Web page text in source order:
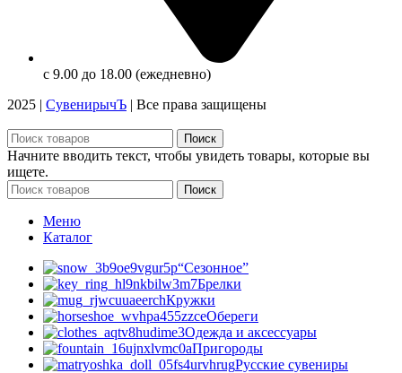
с 9.00 до 18.00 (ежедневно)
2025 | СувенирычЪ | Все права защищены
Поиск
Начните вводить текст, чтобы увидеть товары, которые вы
ищете.
Поиск
Меню
Каталог
“Сезонное”
Брелки
Кружки
Обереги
Одежда и аксессуары
Пригороды
Русские сувениры